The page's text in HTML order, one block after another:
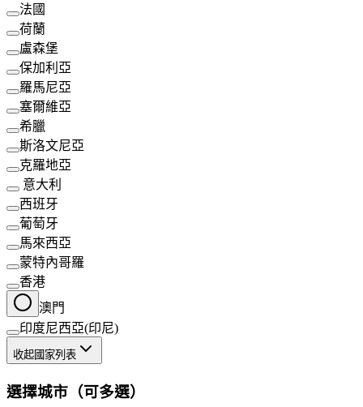
法國
荷蘭
盧森堡
保加利亞
羅馬尼亞
塞爾維亞
希臘
斯洛文尼亞
克羅地亞
意大利
西班牙
葡萄牙
馬來西亞
蒙特內哥羅
香港
澳門
印度尼西亞(印尼)
收起國家列表
選擇城市（可多選）